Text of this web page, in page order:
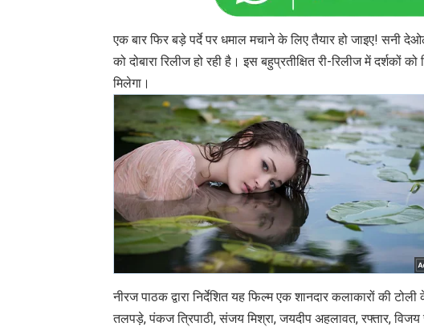
एक बार फिर बड़े पर्दे पर धमाल मचाने के लिए तैयार हो जाइए! सनी
को दोबारा रिलीज हो रही है। इस बहुप्रतीक्षित री-रिलीज में
मिलेगा।
नीरज पाठक द्वारा निर्देशित यह फिल्म एक शानदार कलाकारों की
तलपड़े, पंकज त्रिपाठी, संजय मिश्रा, जयदीप अहलावत, रफ्तार,